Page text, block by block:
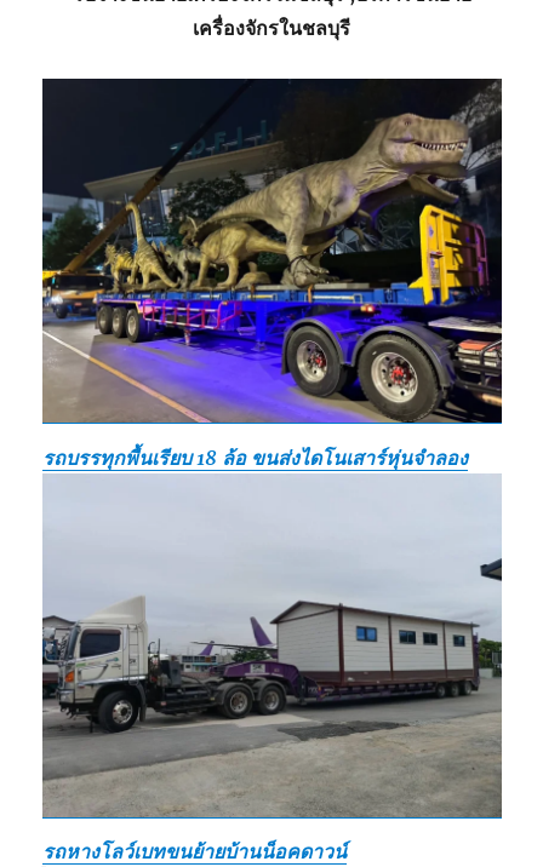
เครื่องจักรในชลบุรี
รถบรรทุกพื้นเรียบ 18 ล้อ ขนส่งไดโนเสาร์หุ่นจำลอง
รถหางโลว์เบทขนย้ายบ้านน็อคดาวน์